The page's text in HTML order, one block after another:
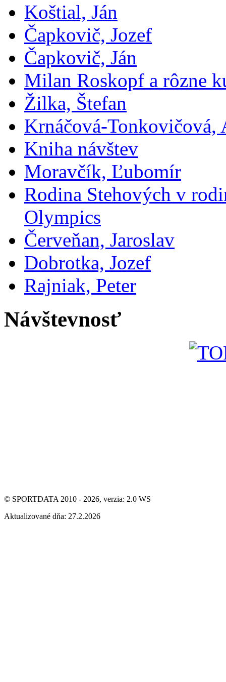
Koštial, Ján
Čapkovič, Jozef
Čapkovič, Ján
Milan Roskopf a rôzne
Žilka, Štefan
Krnáčová-Tonkovičová,
Kniha návštev
Moravčík, Ľubomír
Rodina Stehových v
Olympics
Červeňan, Jaroslav
Dobrotka, Jozef
Rajniak, Peter
Návštevnosť
© SPORTDATA 2010 - 2026, verzia: 2.0 WS
Aktualizované dňa: 27.2.2026